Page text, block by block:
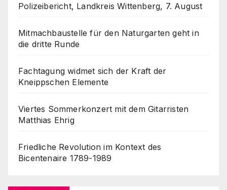
Polizeibericht, Landkreis Wittenberg, 7. August
Mitmachbaustelle für den Naturgarten geht in
die dritte Runde
Fachtagung widmet sich der Kraft der
Kneippschen Elemente
Viertes Sommerkonzert mit dem Gitarristen
Matthias Ehrig
Friedliche Revolution im Kontext des
Bicentenaire 1789-1989